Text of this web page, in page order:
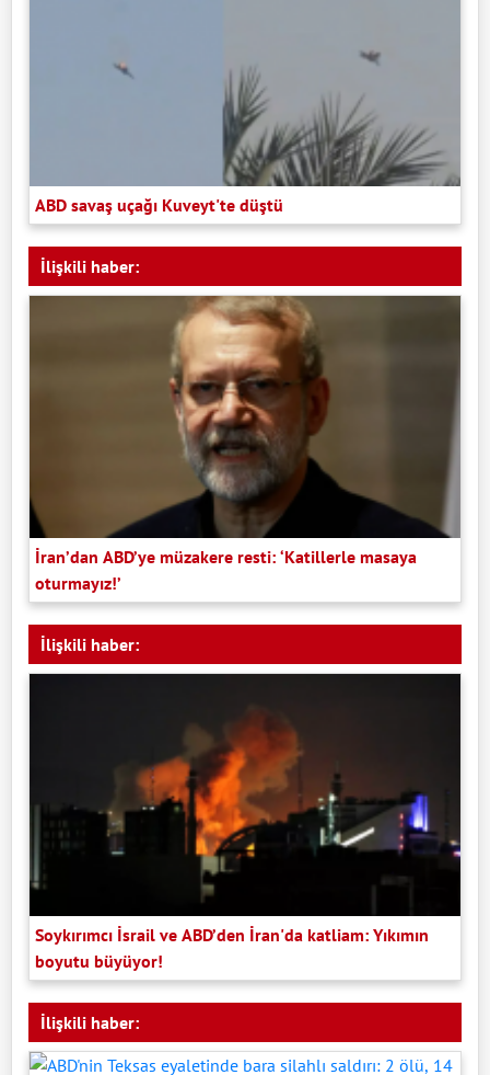
ABD savaş uçağı Kuveyt'te düştü
İlişkili haber:
İran’dan ABD’ye müzakere resti: ‘Katillerle masaya
oturmayız!’
İlişkili haber:
Soykırımcı İsrail ve ABD’den İran'da katliam: Yıkımın
boyutu büyüyor!
İlişkili haber: